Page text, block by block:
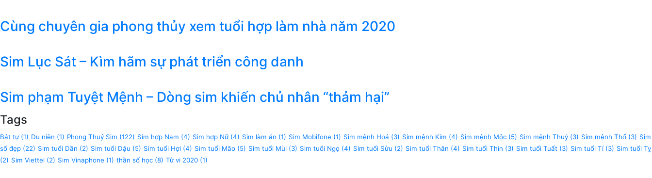
Cùng chuyên gia phong thủy xem tuổi hợp làm nhà năm 2020
Sim Lục Sát – Kìm hãm sự phát triển công danh
Sim phạm Tuyệt Mệnh – Dòng sim khiến chủ nhân “thảm hại”
Tags
Bát tự(1) Du niên (1) Phong Thuỷ Sim (122) Sim hợp Nam (4) Sim hợp Nữ(4) Sim làm ăn (1) Sim Mobifone (1) Sim mệnh Hoả (3) Sim mệnh Kim (4) Sim mệnh Mộc (5) Sim mệnh Thuỷ (3) Sim mệnh Thổ (3) Sim
số đẹp (22) Sim tuổi Dần (2) Sim tuổi Dậu (5) Sim tuổi Hợi (4) Sim tuổi Mão (5) Sim tuổi Mùi (3) Sim tuổi Ngọ (4) Sim tuổi Sửu (2) Sim tuổi Thân (4) Sim tuổi Thìn (3) Sim tuổi Tuất (3) Sim tuổi Tí(3) Sim tuổi Tỵ
(2) Sim Viettel (2) Sim Vinaphone (1) thần số học (8) Tử vi 2020 (1)